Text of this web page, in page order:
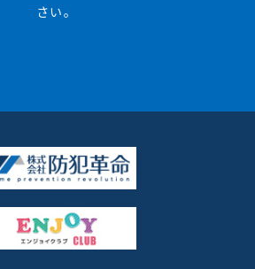
さい。